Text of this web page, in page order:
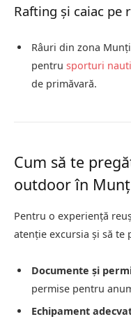
Rafting și caiac pe
Râuri din zona
pentru sporturi
de primăvară.
Cum să te
outdoor în
Pentru o experiență
atenție excursia și să te
Documente și
permise pentru
Echipament